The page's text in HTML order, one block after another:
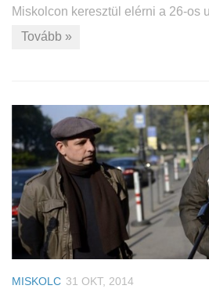
Miskolcon keresztül elérni a 26-os
Tovább »
MISKOLC 31 OKT, 2014